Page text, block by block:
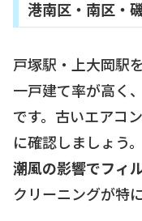
港南区・南区・
戸塚駅・上大岡駅
一戸建て率が高く
です。古いエアコ
に確認しましょう。
潮風の影響でフィ
クリーニングが特に